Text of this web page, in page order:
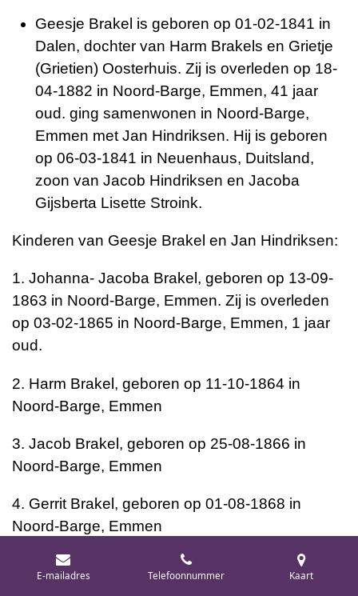
Geesje Brakel is geboren op 01-02-1841 in
Dalen, dochter van Harm Brakels en Grietje
(Grietien) Oosterhuis. Zij is overleden op 18-
04-1882 in Noord-Barge, Emmen, 41 jaar
oud. ging samenwonen in Noord-Barge,
Emmen met Jan Hindriksen. Hij is geboren
op 06-03-1841 in Neuenhaus, Duitsland,
zoon van Jacob Hindriksen en Jacoba
Gijsberta Lisette Stroink.
Kinderen van Geesje Brakel en Jan Hindriksen:
1. Johanna- Jacoba Brakel, geboren op 13-09-
1863 in Noord-Barge, Emmen. Zij is overleden
op 03-02-1865 in Noord-Barge, Emmen, 1 jaar
oud.
2. Harm Brakel, geboren op 11-10-1864 in
Noord-Barge, Emmen
3. Jacob Brakel, geboren op 25-08-1866 in
Noord-Barge, Emmen
4. Gerrit Brakel, geboren op 01-08-1868 in
Noord-Barge, Emmen
5. Johannes Brakel, geboren op 16-08-1870 in
E-mailadres Telefoonnummer Kaart